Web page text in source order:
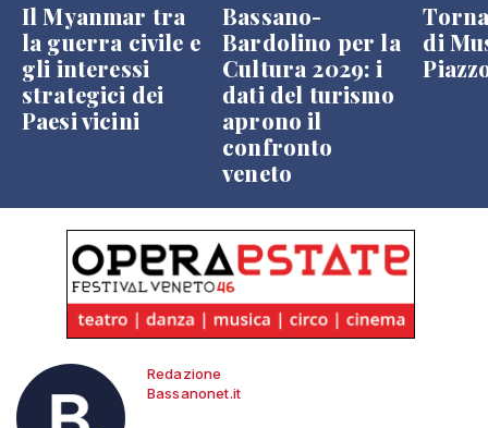
Il Myanmar tra
la guerra civile e
gli interessi
strategici dei
Paesi vicini
Bassano-
Bardolino per la
Cultura 2029: i
dati del turismo
aprono il
confronto
veneto
di
Redazione
Bassanonet.it